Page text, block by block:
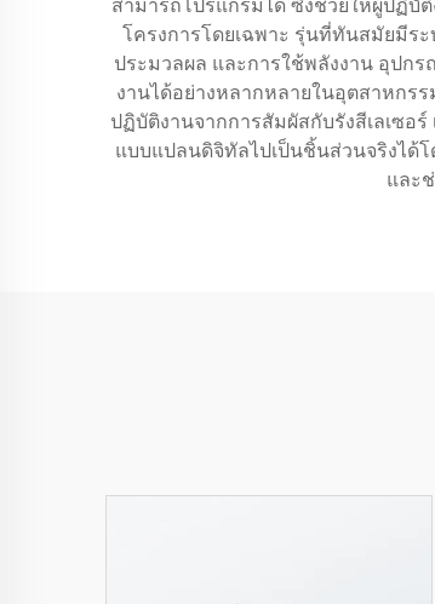
สามารถโปรแกรมได้ ซึ่งช่วยให้ผู้ปฏิบั
โครงการโดยเฉพาะ รุ่นที่ทันสมัยมีร
ประมวลผล และการใช้พลังงาน อุปก
งานได้อย่างหลากหลายในอุตสาหกร
ปฏิบัติงานจากการสัมผัสกับรังสีเลเซอ
แบบแปลนดิจิทัลไปเป็นชิ้นส่วนจริงได้
และ